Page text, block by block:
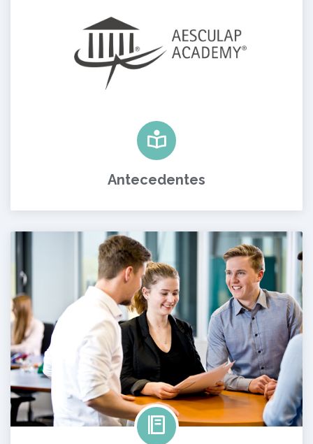
Antecedentes